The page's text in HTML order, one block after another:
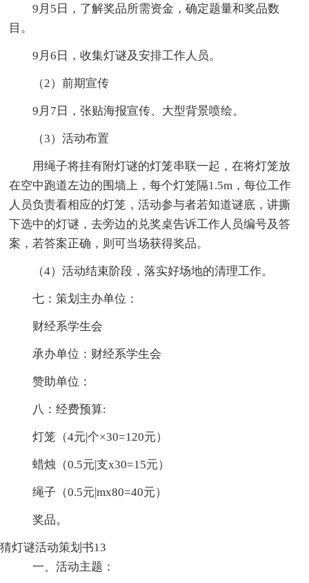
9月5日，了解奖品所需资金，确定题量和奖品数
目。
9月6日，收集灯谜及安排工作人员。
（2）前期宣传
9月7日，张贴海报宣传、大型背景喷绘。
（3）活动布置
用绳子将挂有附灯谜的灯笼串联一起，在将灯笼放
在空中跑道左边的围墙上，每个灯笼隔1.5m，每位工作
人员负责看相应的灯笼，活动参与者若知道谜底，讲撕
下选中的灯谜，去旁边的兑奖桌告诉工作人员编号及答
案，若答案正确，则可当场获得奖品。
（4）活动结束阶段，落实好场地的清理工作。
七：策划主办单位：
财经系学生会
承办单位：财经系学生会
赞助单位：
八：经费预算:
灯笼（4元|个×30=120元）
蜡烛（0.5元|支x30=15元）
绳子（0.5元|mx80=40元）
奖品。
猜灯谜活动策划书13
一、活动主题：